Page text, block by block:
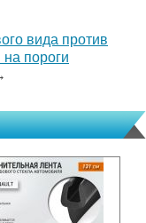
вида против
на пороги